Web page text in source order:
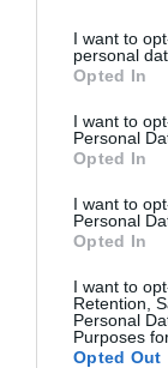
I want to
personal
Opted In
I want to
Personal
Opted In
I want to
Personal
Opted In
I want to
Retention,
Personal
Purposes
Opted Out